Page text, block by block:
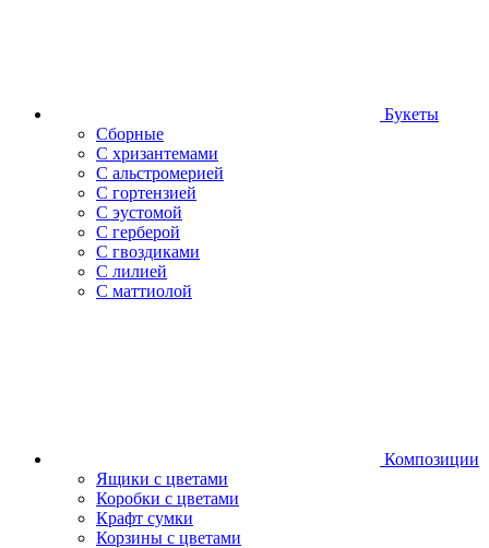
Букеты
Сборные
С хризантемами
С альстромерией
С гортензией
С эустомой
С герберой
С гвоздиками
С лилией
С маттиолой
Композиции
Ящики с цветами
Коробки с цветами
Крафт сумки
Корзины с цветами